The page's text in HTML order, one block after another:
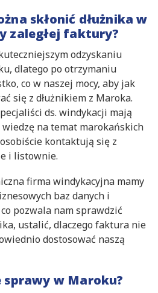
skłonić dłużnika w
zaległej faktury?
odzyskaniu
dlatego po otrzymaniu
co w naszej mocy, aby jak
się z dłużnikiem z Maroka.
ds. windykacji mają
na temat marokańskich
kontaktują się z
i listownie.
firma windykacyjna mamy
baz danych i
pozwala nam sprawdzić
ustalić, dlaczego faktura nie
dostosować naszą
w Maroku?